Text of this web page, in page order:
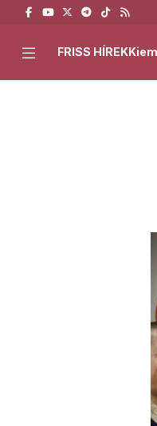
FRISS HÍREK